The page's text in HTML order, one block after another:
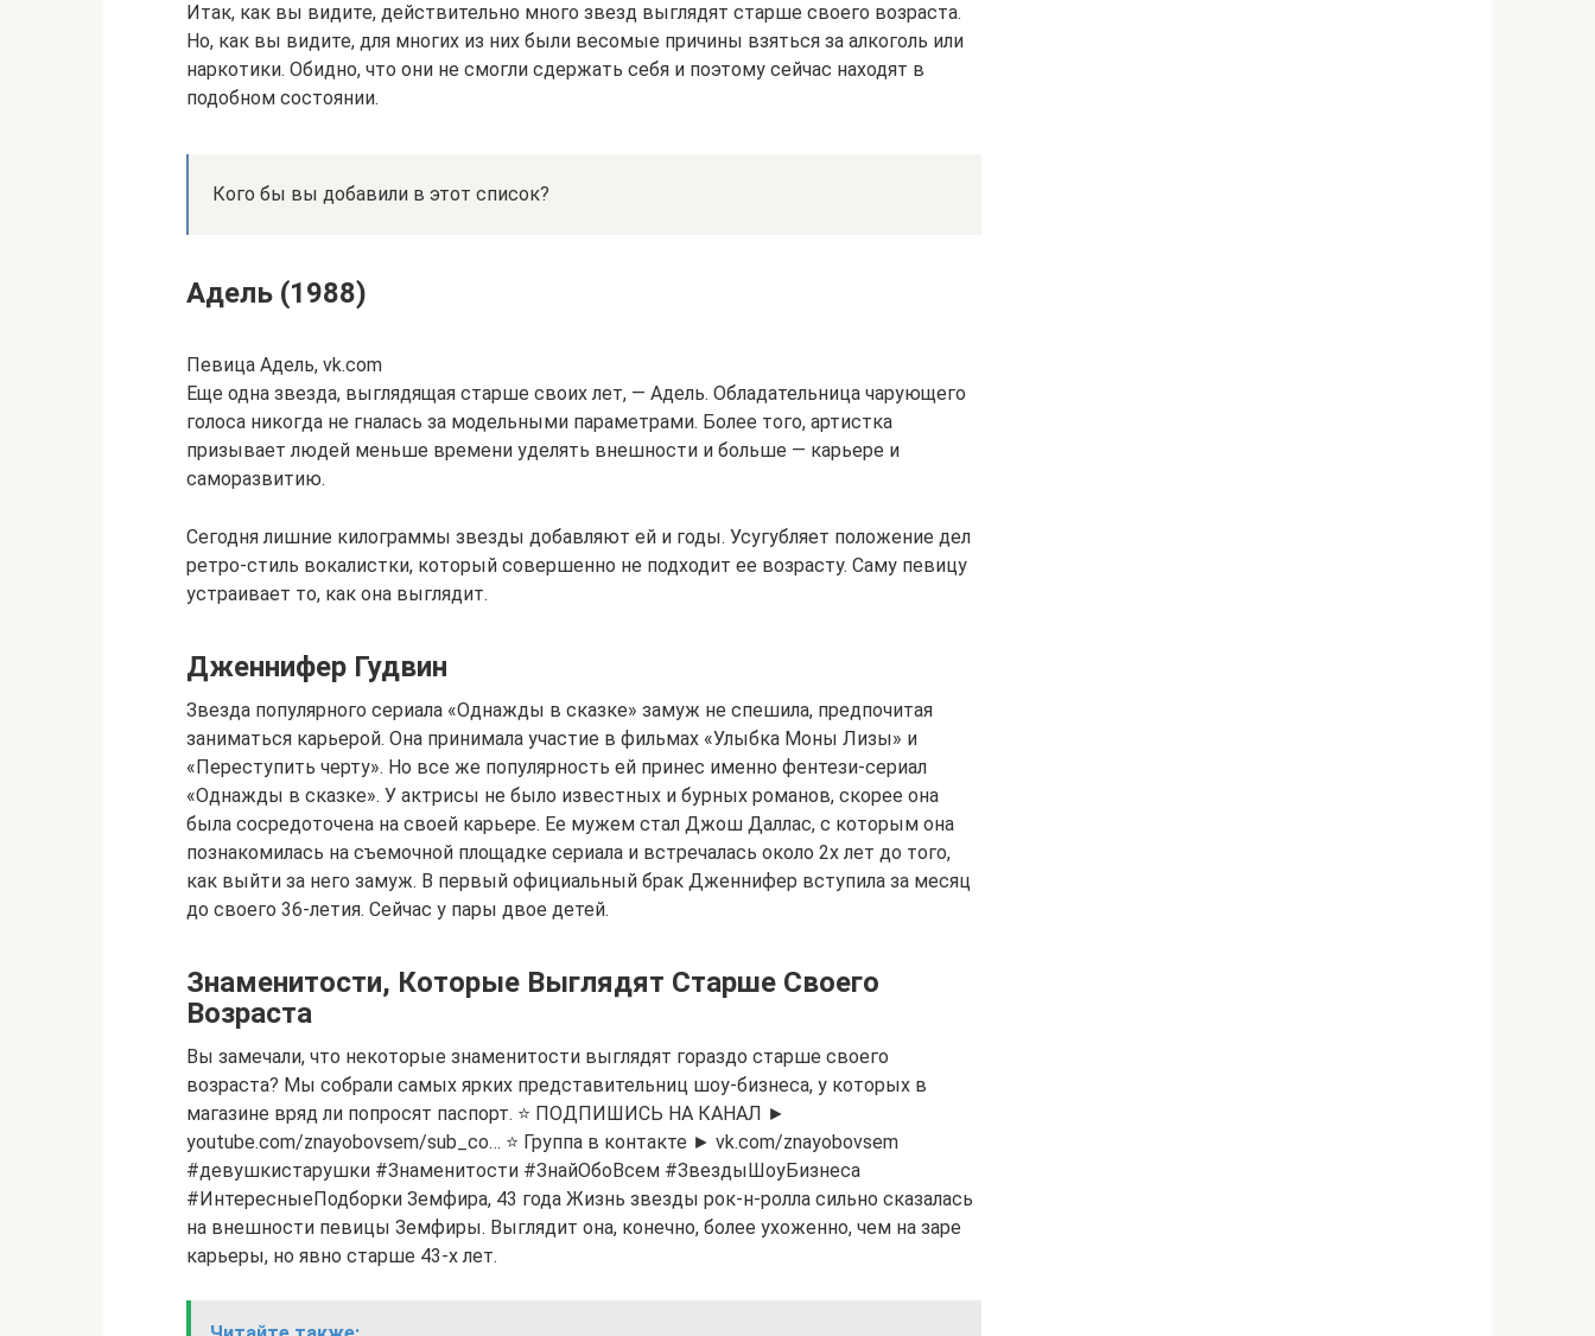
Итак, как вы видите, действительно много звезд выглядят старше своего возраста.
Но, как вы видите, для многих из них были весомые причины взяться за алкоголь или
наркотики. Обидно, что они не смогли сдержать себя и поэтому сейчас находят в
подобном состоянии.
Кого бы вы добавили в этот список?
Адель (1988)
Певица Адель, vk.com
Еще одна звезда, выглядящая старше своих лет, — Адель. Обладательница чарующего
голоса никогда не гналась за модельными параметрами. Более того, артистка
призывает людей меньше времени уделять внешности и больше — карьере и
саморазвитию.
Сегодня лишние килограммы звезды добавляют ей и годы. Усугубляет положение дел
ретро-стиль вокалистки, который совершенно не подходит ее возрасту. Саму певицу
устраивает то, как она выглядит.
Дженнифер Гудвин
Звезда популярного сериала «Однажды в сказке» замуж не спешила, предпочитая
заниматься карьерой. Она принимала участие в фильмах «Улыбка Моны Лизы» и
«Переступить черту». Но все же популярность ей принес именно фентези-сериал
«Однажды в сказке». У актрисы не было известных и бурных романов, скорее она
была сосредоточена на своей карьере. Ее мужем стал Джош Даллас, с которым она
познакомилась на съемочной площадке сериала и встречалась около 2х лет до того,
как выйти за него замуж. В первый официальный брак Дженнифер вступила за месяц
до своего 36-летия. Сейчас у пары двое детей.
Знаменитости, Которые Выглядят Старше Своего
Возраста
Вы замечали, что некоторые знаменитости выглядят гораздо старше своего
возраста? Мы собрали самых ярких представительниц шоу-бизнеса, у которых в
магазине вряд ли попросят паспорт. ⭐ ПОДПИШИСЬ НА КАНАЛ ►
youtube.com/znayobovsem/sub_co… ⭐ Группа в контакте ► vk.com/znayobovsem
#девушкистарушки #Знаменитости #ЗнайОбоВсем #ЗвездыШоуБизнеса
#ИнтересныеПодборки Земфира, 43 года Жизнь звезды рок-н-ролла сильно сказалась
на внешности певицы Земфиры. Выглядит она, конечно, более ухоженно, чем на заре
карьеры, но явно старше 43-х лет.